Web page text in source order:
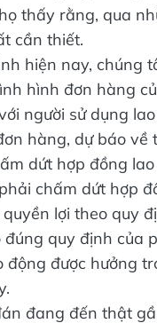
thấy rằng, qua
cần thiết.
hiện nay,
hình đơn hàng
người sử dụng
hàng, dự báo
dứt hợp đồng
chấm dứt hợp
lợi theo quy
đúng quy định của
động được hưởng